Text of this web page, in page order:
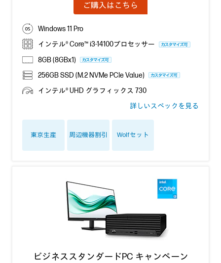
ご購入はこちら
Windows 11 Pro
インテル® Core™ i3-14100プロセッサー
8GB (8GBx1)
256GB SSD (M.2 NVMe PCIe Value)
インテル® UHD グラフィックス 730
詳しいスペックを見る
東京生産 周辺機器割引 Wolfセット
ビジネススタンダードPC キャンペーン